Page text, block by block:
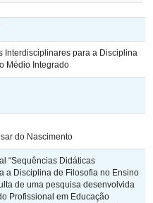
Interdisciplinares para a Disciplina
Médio Integrado
do Nascimento
“Sequências Didáticas
a Disciplina de Filosofia no Ensino
de uma pesquisa desenvolvida
Profissional em Educação